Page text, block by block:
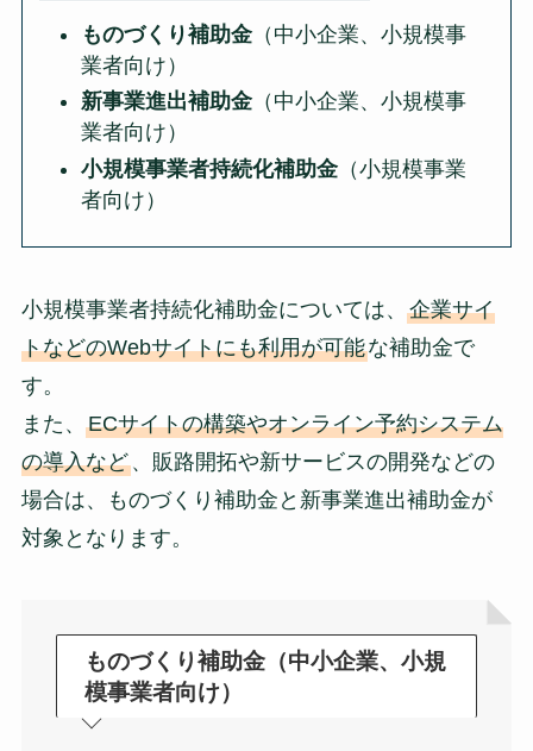
ものづくり補助金 （中小企業、小規模事
業者向け）
新事業進出補助金 （中小企業、小規模事
業者向け）
小規模事業者持続化補助金 （小規模事業
者向け）
小規模事業者持続化補助金については、 企業サイ
トなどのWebサイトにも利用が可能な補助金で
す。
また、 ECサイトの構築やオンライン予約システム
の導入など、販路開拓や新サービスの開発などの
場合は、ものづくり補助金と新事業進出補助金が
対象となります。
ものづくり補助金（中小企業、小規
模事業者向け）